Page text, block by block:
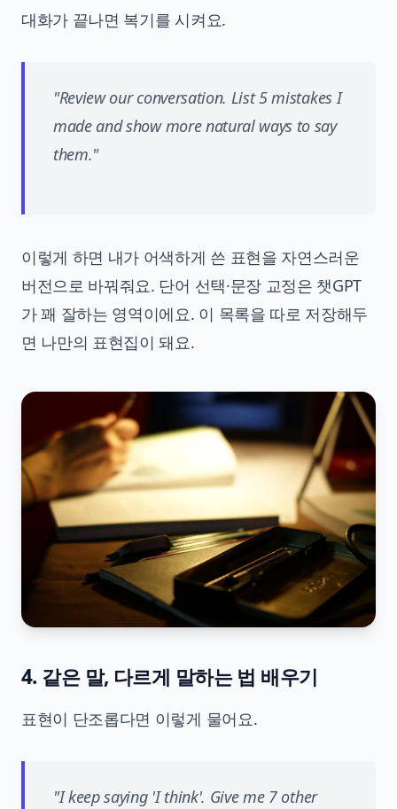
대화가 끝나면 복기를 시켜요.
"Review our conversation. List 5 mistakes I
made and show more natural ways to say
them."
이렇게 하면 내가 어색하게 쓴 표현을 자연스러운
버전으로 바꿔줘요. 단어 선택·문장 교정은 챗GPT
가 꽤 잘하는 영역이에요. 이 목록을 따로 저장해두
면 나만의 표현집이 돼요.
4. 같은 말, 다르게 말하는 법 배우기
표현이 단조롭다면 이렇게 물어요.
"I keep saying 'I think'. Give me 7 other